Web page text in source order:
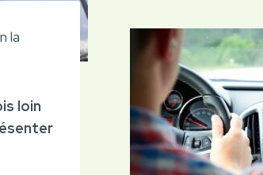
la
loin